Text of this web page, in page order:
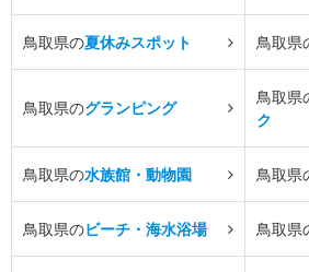
鳥取県の夏休みスポット 鳥取県
鳥取県のグランピング
鳥取県
ク
鳥取県の水族館・動物園 鳥取県
鳥取県のビーチ・海水浴場 鳥取県